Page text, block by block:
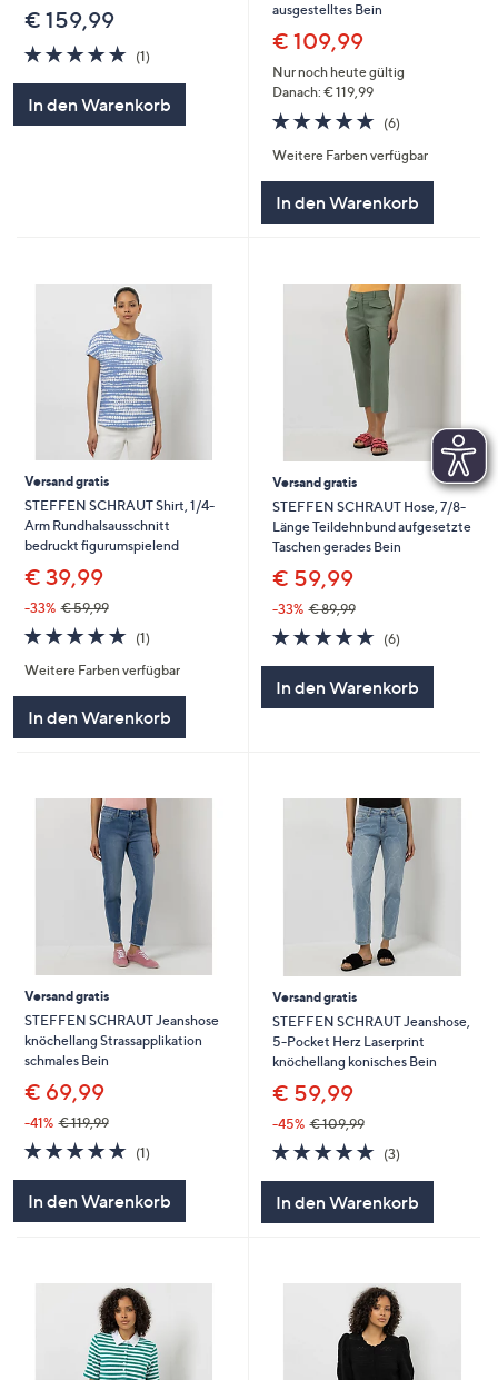
€ 159,99
5.0
von
(1)1
In den Warenkorb
ausgestelltes Bein
€ 109,99
Nur noch heute gültig
Danach: € 119,99
5.0
von
5
(6)6
Weitere Farben verfügbar
In den Warenkorb
Versand gratis
STEFFEN SCHRAUT Shirt, 1/4-
Arm Rundhalsausschnitt
bedruckt figurumspielend
€ 39,99
-33% € 59,99
5.0
von
5
(1)1
Weitere Farben verfügbar
In den Warenkorb
Versand gratis
STEFFEN SCHRAUT Hose, 7/8-
Länge Teildehnbund aufgesetzte
Taschen gerades Bein
€ 59,99
-33% € 89,99
5.0
von
(6)6
In den Warenkorb
Versand gratis
STEFFEN SCHRAUT Jeanshose
knöchellang Strassapplikation
schmales Bein
€ 69,99
-41% € 119,99
5.0
von
(1)1
In den Warenkorb
Versand gratis
STEFFEN SCHRAUT Jeanshose,
5-Pocket Herz Laserprint
knöchellang konisches Bein
€ 59,99
-45% € 109,99
5.0
von
(3)3
In den Warenkorb